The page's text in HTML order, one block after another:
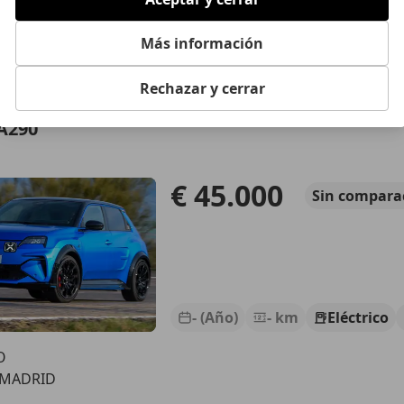
- (Año)
€ 45.000 Sin
- (Año) - km
Eléctrico
Más información
Rechazar y cerrar